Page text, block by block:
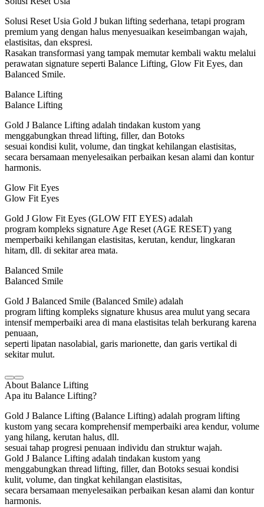
Solusi Reset Usia Gold J bukan lifting sederhana, tetapi program
premium yang dengan halus menyesuaikan keseimbangan wajah,
elastisitas, dan ekspresi.
Rasakan transformasi yang tampak memutar kembali waktu melalui
perawatan signature seperti Balance Lifting, Glow Fit Eyes, dan
Balanced Smile.
Balance Lifting
Balance Lifting
Gold J Balance Lifting adalah tindakan kustom yang
menggabungkan thread lifting, filler, dan Botoks
sesuai kondisi kulit, volume, dan tingkat kehilangan elastisitas,
secara bersamaan menyelesaikan perbaikan kesan alami dan kontur
harmonis.
Glow Fit Eyes
Glow Fit Eyes
Gold J Glow Fit Eyes (GLOW FIT EYES) adalah
program kompleks signature Age Reset (AGE RESET) yang
memperbaiki kehilangan elastisitas, kerutan, kendur, lingkaran
hitam, dll. di sekitar area mata.
Balanced Smile
Balanced Smile
Gold J Balanced Smile (Balanced Smile) adalah
program lifting kompleks signature khusus area mulut yang secara
intensif memperbaiki area di mana elastisitas telah berkurang karena
penuaan,
seperti lipatan nasolabial, garis marionette, dan garis vertikal di
sekitar mulut.
About Balance Lifting
Apa itu Balance Lifting?
Gold J Balance Lifting (Balance Lifting) adalah program lifting
kustom yang secara komprehensif memperbaiki area kendur, volume
yang hilang, kerutan halus, dll.
sesuai tahap progresi penuaan individu dan struktur wajah.
Gold J Balance Lifting adalah tindakan kustom yang
menggabungkan thread lifting, filler, dan Botoks sesuai kondisi
kulit, volume, dan tingkat kehilangan elastisitas,
secara bersamaan menyelesaikan perbaikan kesan alami dan kontur
harmonis.